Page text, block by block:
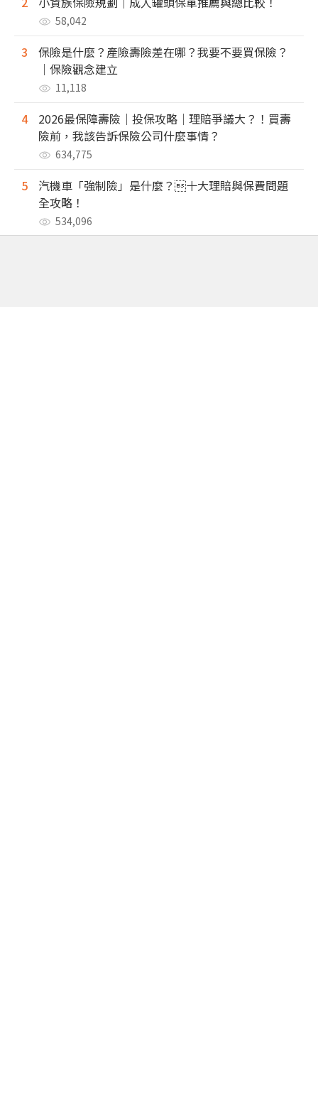
58,042
3
保險是什麼？產險壽險差在哪？我要不要買保險？
｜保險觀念建立
11,118
4
2026最保障壽險｜投保攻略｜理賠爭議大？！買壽
險前，我該告訴保險公司什麼事情？
634,775
5
汽機車「強制險」是什麼？十大理賠與保費問題
全攻略！
534,096